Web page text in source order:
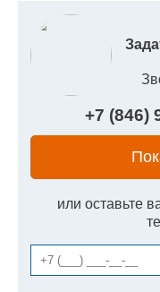
+7 (846)
или оставьте